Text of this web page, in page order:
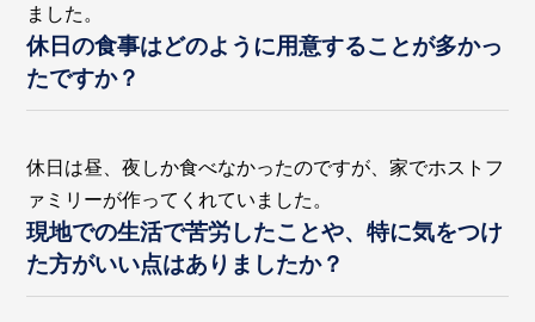
ました。
休日の食事はどのように用意することが多かっ
たですか？
休日は昼、夜しか食べなかったのですが、家でホストフ
ァミリーが作ってくれていました。
現地での生活で苦労したことや、特に気をつけ
た方がいい点はありましたか？